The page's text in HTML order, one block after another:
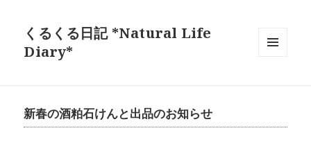
くるくる日記 *Natural Life
Diary*
新春の酒粕石けんと出品のお知らせ